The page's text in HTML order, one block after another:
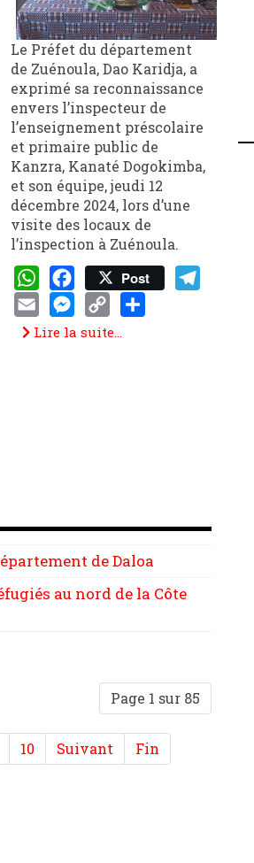
Le Préfet du département
de Zuénoula, Dao Karidja, a
exprimé sa reconnaissance
envers l’inspecteur de
l’enseignement préscolaire
et primaire public de
Kanzra, Kanaté Dogokimba,
et son équipe, jeudi 12
décembre 2024, lors d’une
visite des locaux de
l’inspection à Zuénoula.
WhatsApp
Facebook
Post
EmailMessenger
Copy
Lire la suite...
de Daloa
au nord de la Côte
Page 1 sur 85
10 Suivant Fin